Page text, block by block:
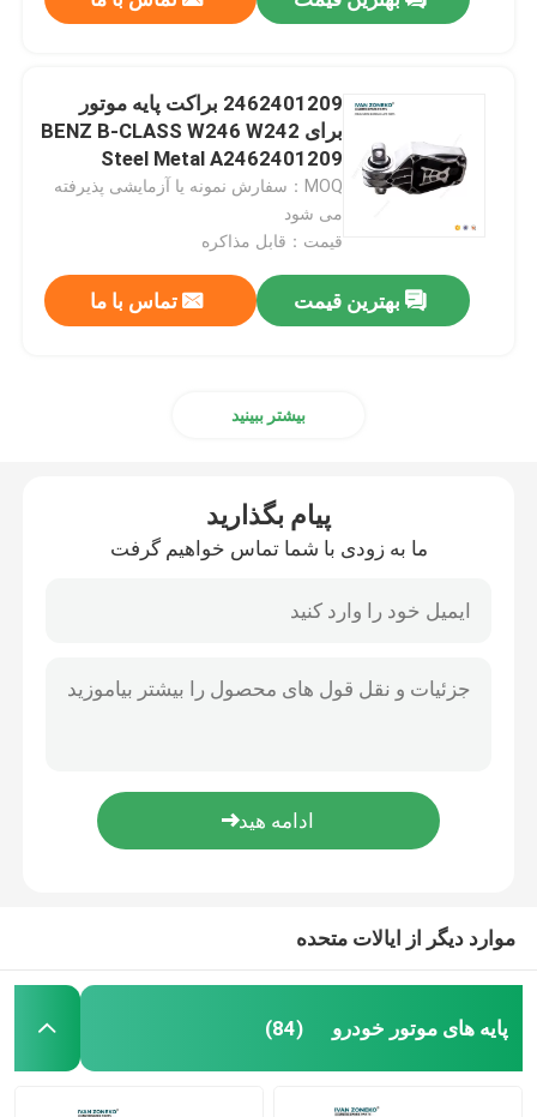
نصب موتور عقب
نصب موتور لاستیکی
نصب موتور هیوندای
لینک نوار تثبیت کننده
بوش بازوی کنترل تعلیق
2462401209 براکت پایه موتور
برای BENZ B-CLASS W246 W242
Steel Metal A2462401209
MOQ：سفارش نمونه یا آزمایشی پذیرفته
می شود
قیمت：قابل مذاکره
بهترین قیمت تماس با ما
بیشتر ببینید
پیام بگذارید
ما به زودی با شما تماس خواهیم گرفت
موارد دیگر از ایالات متحده
پایه های موتور خودرو (84)